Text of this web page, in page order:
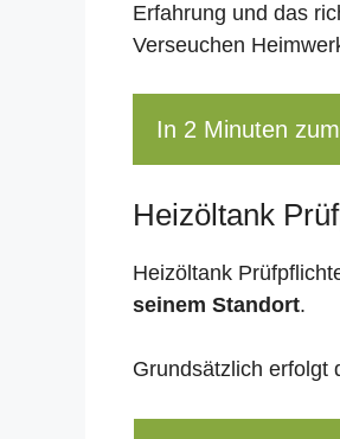
Erfahrung und das
Verseuchen
In 2 Minuten
Heizöltank
Heizöltank
seinem Standort.
Grundsätzlich erfolgt